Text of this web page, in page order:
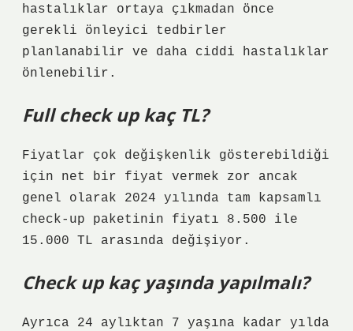
hastalıklar ortaya çıkmadan önce
gerekli önleyici tedbirler
planlanabilir ve daha ciddi hastalıklar
önlenebilir.
Full check up kaç TL?
Fiyatlar çok değişkenlik gösterebildiği
için net bir fiyat vermek zor ancak
genel olarak 2024 yılında tam kapsamlı
check-up paketinin fiyatı 8.500 ile
15.000 TL arasında değişiyor.
Check up kaç yaşında yapılmalı?
Ayrıca 24 aylıktan 7 yaşına kadar yılda